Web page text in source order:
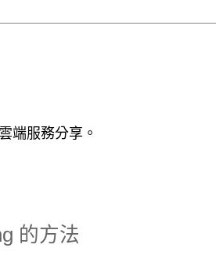
端服務分享。
的方法